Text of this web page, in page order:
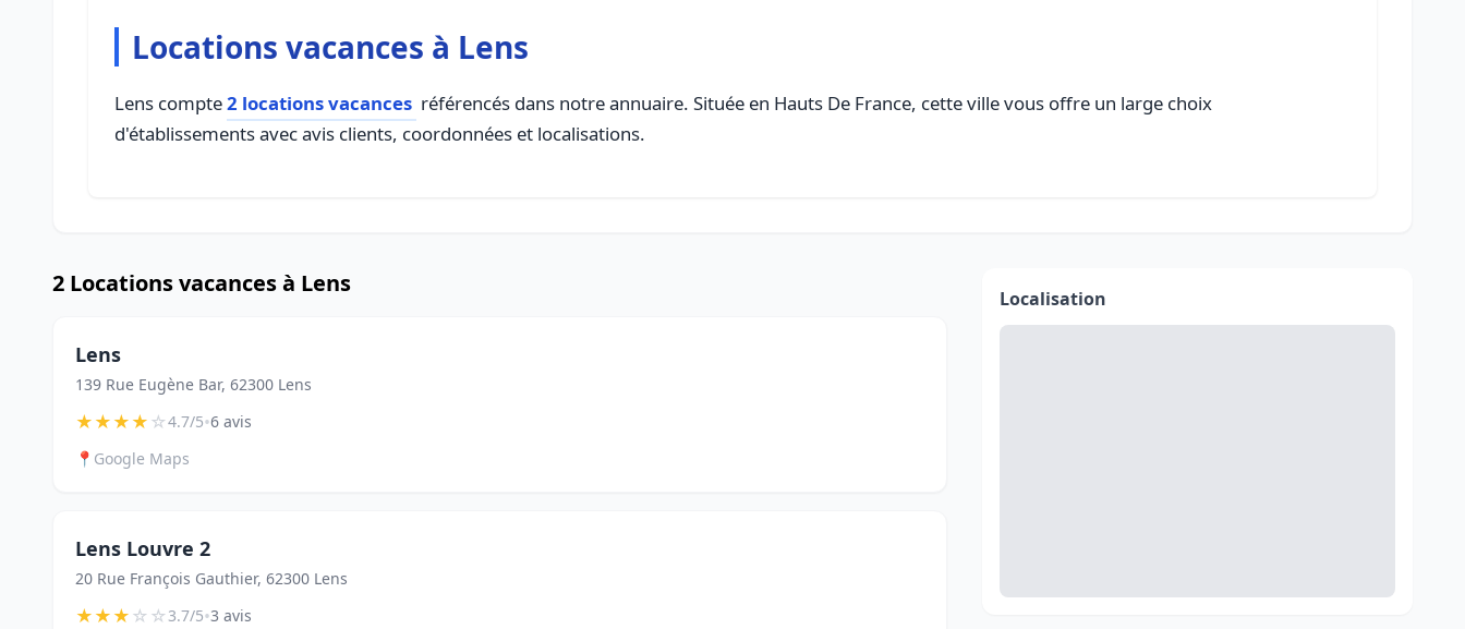
Locations vacances à Lens
Lens compte2 locations vacances référencés dans notre annuaire. Située en Hauts De France, cette ville vous offre un large choix
d'établissements avec avis clients, coordonnées et localisations.
2 Locations vacances à Lens
Lens
139 Rue Eugène Bar, 62300 Lens
★★★★☆4.7/5•6 avis
📍 Google Maps
Lens Louvre 2
20 Rue François Gauthier, 62300 Lens
★★★☆☆3.7/5•3 avis
Localisation